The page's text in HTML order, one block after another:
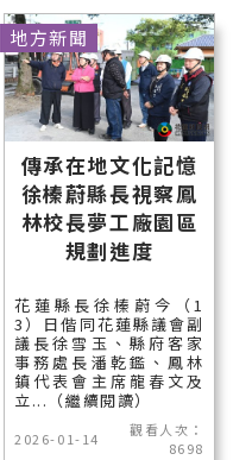
傳承在地文化記憶
徐榛蔚縣長視察鳳
林校長夢工廠園區
規劃進度
花蓮縣長徐榛蔚今（1
3）日偕同花蓮縣議會副
議長徐雪玉、縣府客家
事務處長潘乾鑑、鳳林
鎮代表會主席龍春文及
立...（繼續閱讀）
2026-01-14
觀看人次：
8698
地方新聞